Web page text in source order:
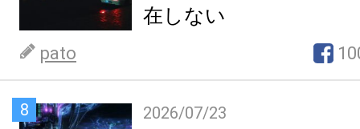
在しない
pato
8 2026/07/23